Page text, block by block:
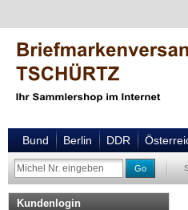
Bund Berlin DDR
Go
Kundenlogin